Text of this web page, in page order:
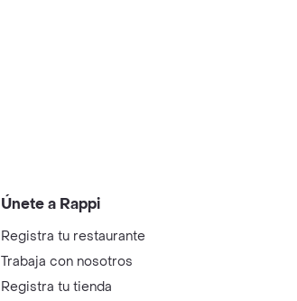
Únete a Rappi
Registra tu restaurante
Trabaja con nosotros
Registra tu tienda